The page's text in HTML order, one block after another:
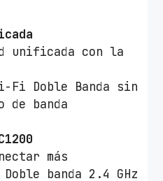
unificada con la
Fi Doble Banda sin
de banda
más
banda 2.4 GHz